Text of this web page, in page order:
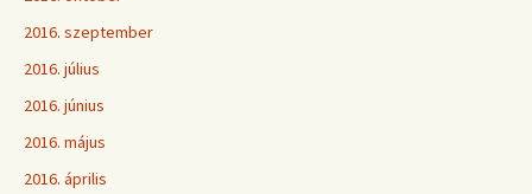
2016. szeptember
2016. július
2016. június
2016. május
2016. április